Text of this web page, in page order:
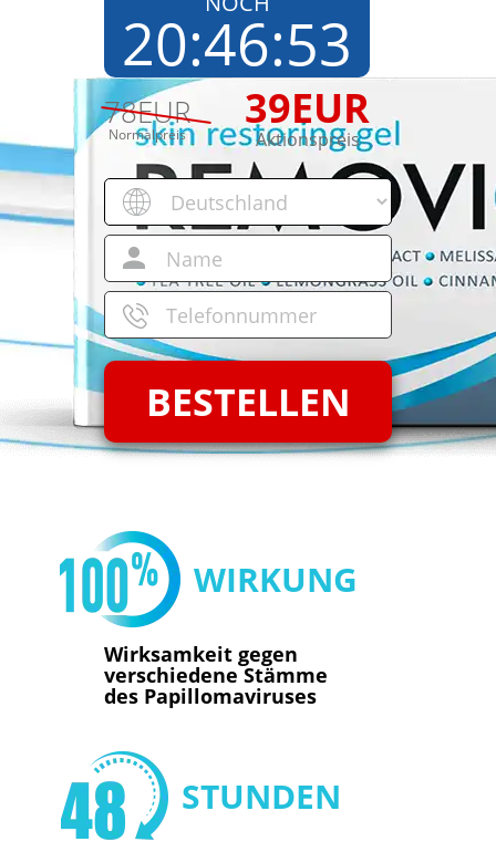
20:46:52
78EUR
Normalpreis 39EUR
Aktionspreis
BESTELLEN
WIRKUNG
Wirksamkeit gegen
verschiedene Stämme
des Papillomaviruses
STUNDEN